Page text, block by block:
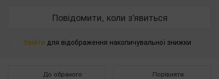
Повідомити, коли з'явиться
Увійти для відображення накопичувальної знижки
До обраного Порівняти